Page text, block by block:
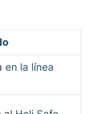
en la línea